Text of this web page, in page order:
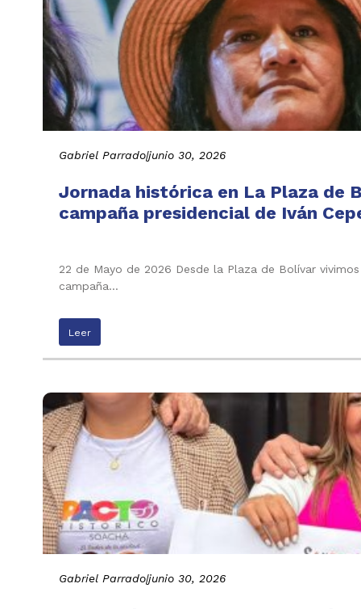
Gabriel Parrado|junio 30, 2026
Jornada histórica en La Plaza de
campaña presidencial de Iván
22 de Mayo de 2026 Desde la Plaza de Bolívar
campaña…
Leer
Gabriel Parrado|junio 30, 2026